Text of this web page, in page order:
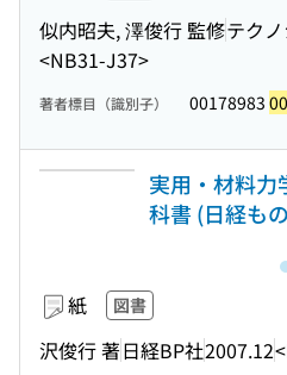
似内昭夫, 澤俊行 監修テク
<NB31-J37>
著者標目（識別子） 00178983
実用・材料力
科書 (日経も
紙 図書
沢俊行 著日経BP社2007.12